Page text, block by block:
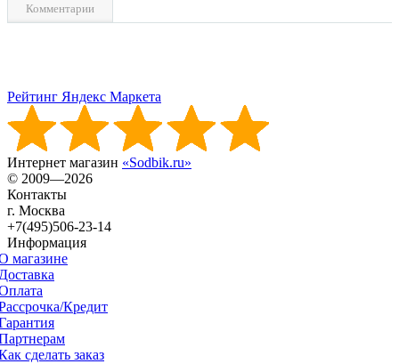
Комментарии
Рейтинг Яндекс Маркета
Интернет магазин «Sodbik.ru»
© 2009—2026
Контакты
г. Москва
+7(495)506-23-14
Информация
магазине
Кредит
сделать заказ